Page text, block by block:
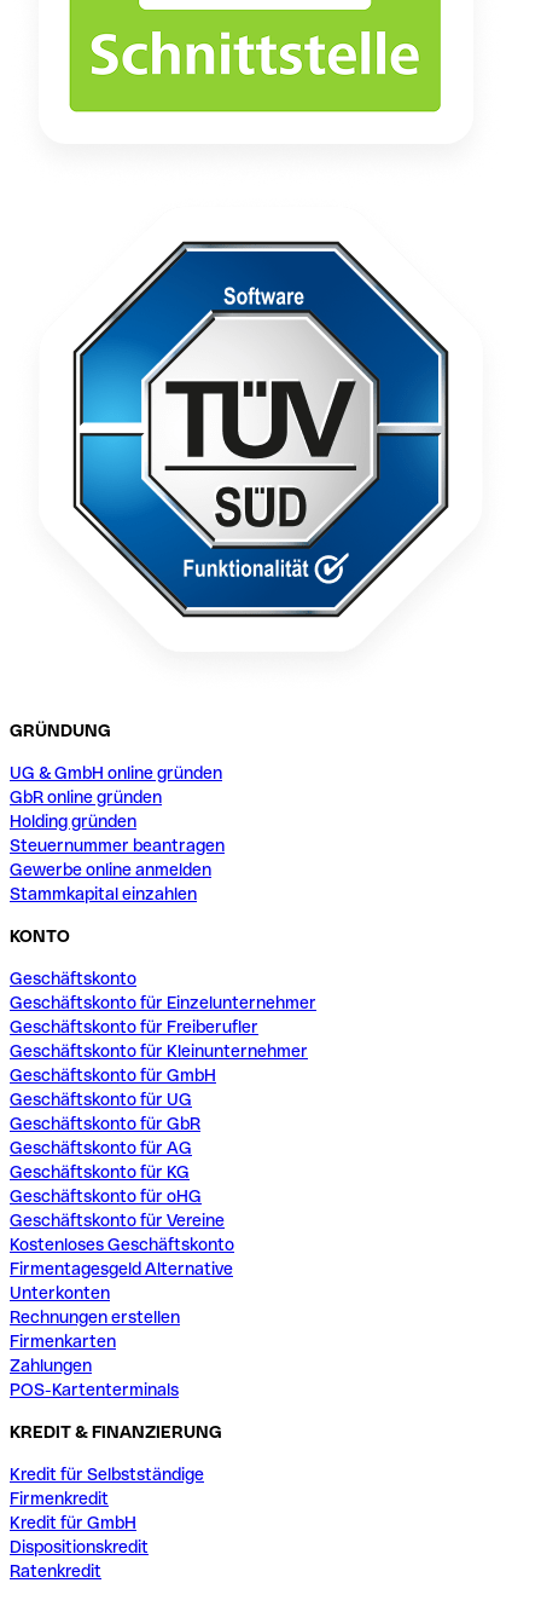
GRÜNDUNG
UG & GmbH online gründen
GbR online gründen
Holding gründen
Steuernummer beantragen
Gewerbe online anmelden
Stammkapital einzahlen
KONTO
Geschäftskonto
Geschäftskonto für Einzelunternehmer
Geschäftskonto für Freiberufler
Geschäftskonto für Kleinunternehmer
Geschäftskonto für GmbH
Geschäftskonto für UG
Geschäftskonto für GbR
Geschäftskonto für AG
Geschäftskonto für KG
Geschäftskonto für oHG
Geschäftskonto für Vereine
Kostenloses Geschäftskonto
Firmentagesgeld Alternative
Unterkonten
Rechnungen erstellen
Firmenkarten
Zahlungen
POS-Kartenterminals
KREDIT & FINANZIERUNG
Kredit für Selbstständige
Firmenkredit
Kredit für GmbH
Dispositionskredit
Ratenkredit